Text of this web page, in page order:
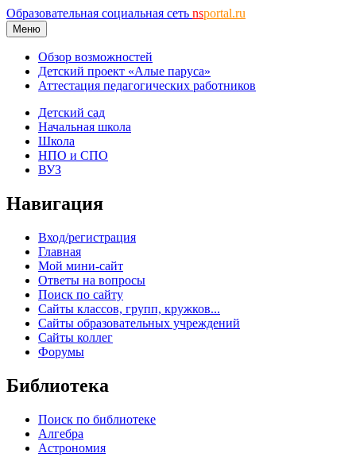
Образовательная социальная сеть nsportal.ru
Меню
Обзор возможностей
Детский проект «Алые паруса»
Аттестация педагогических работников
Детский сад
Начальная школа
Школа
НПО и СПО
ВУЗ
Навигация
Вход/регистрация
Главная
Мой мини-сайт
Ответы на вопросы
Поиск по сайту
Сайты классов, групп, кружков...
Сайты образовательных учреждений
Сайты коллег
Форумы
Библиотека
Поиск по библиотеке
Алгебра
Астрономия